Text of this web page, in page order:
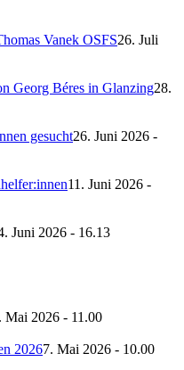
Vanek OSFS26. Juli
Georg Béres in Glanzing28.
gesucht26. Juni 2026 -
11. Juni 2026 -
Juni 2026 - 16.13
Mai 2026 - 11.00
20267. Mai 2026 - 10.00